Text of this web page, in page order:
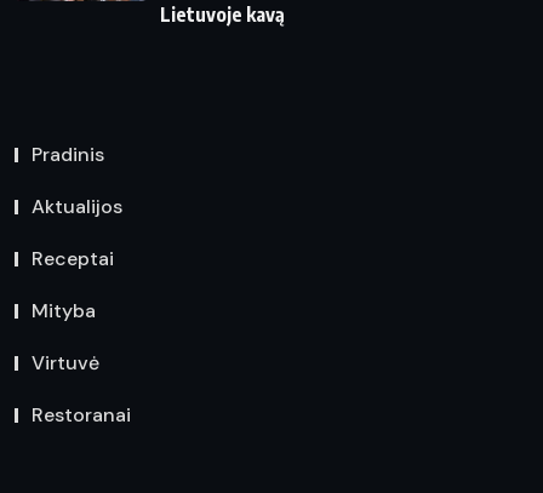
Lietuvoje kavą
Pradinis
Aktualijos
Receptai
Mityba
Virtuvė
Restoranai